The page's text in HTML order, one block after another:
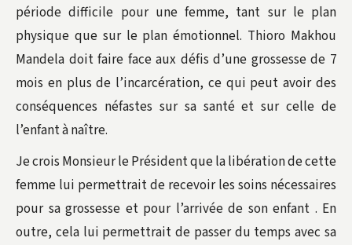
période difficile pour une femme, tant sur le plan
physique que sur le plan émotionnel. Thioro Makhou
Mandela doit faire face aux défis d’une grossesse de 7
mois en plus de l’incarcération, ce qui peut avoir des
conséquences néfastes sur sa santé et sur celle de
l’enfant à naître.
Je crois Monsieur le Président que la libération de cette
femme lui permettrait de recevoir les soins nécessaires
pour sa grossesse et pour l’arrivée de son enfant . En
outre, cela lui permettrait de passer du temps avec sa